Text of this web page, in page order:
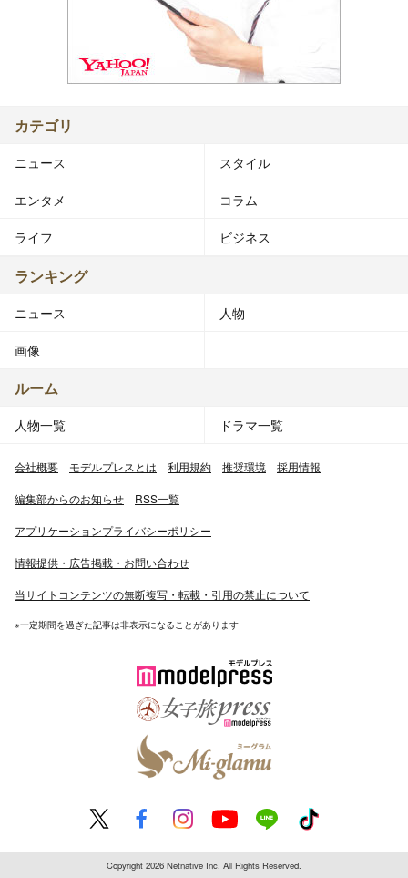
カテゴリ
ニュース スタイル
エンタメ コラム
ライフ ビジネス
ランキング
ニュース 人物
画像
ルーム
人物一覧 ドラマ一覧
会社概要 モデルプレスとは 利用規約 推奨環境 採用情報
編集部からのお知らせ RSS一覧
アプリケーションプライバシーポリシー
情報提供・広告掲載・お問い合わせ
当サイトコンテンツの無断複写・転載・引用の禁止について
※一定期間を過ぎた記事は非表示になることがあります
Copyright 2026 Netnative Inc. All Rights Reserved.